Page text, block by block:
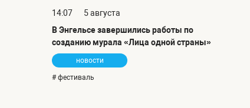
14:07
5 августа
В Энгельсе завершились работы по
созданию мурала «Лица одной страны»
новости
# фестиваль